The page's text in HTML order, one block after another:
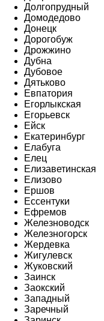
Долгопрудный
Домодедово
Донецк
Дорогобуж
Дрожжино
Дубна
Дубовое
Дятьково
Евпатория
Егорлыкская
Егорьевск
Ейск
Екатеринбург
Елабуга
Елец
Елизаветинская
Елизово
Ершов
Ессентуки
Ефремов
Железноводск
Железногорск
Жердевка
Жигулевск
Жуковский
Заинск
Заокский
Западный
Заречный